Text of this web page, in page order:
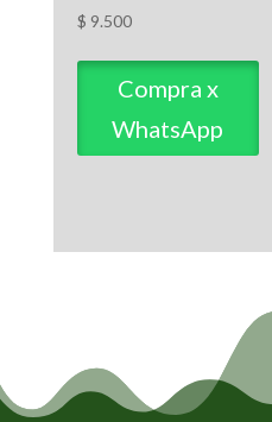
$ 9.500
Compra x
WhatsApp